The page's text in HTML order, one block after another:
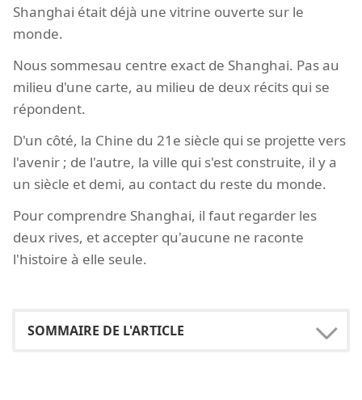
Shanghai était déjà une vitrine ouverte sur le
monde.
Nous sommesau centre exact de Shanghai. Pas au
milieu d'une carte, au milieu de deux récits qui se
répondent.
D'un côté, la Chine du 21e siècle qui se projette vers
l'avenir ; de l'autre, la ville qui s'est construite, il y a
un siècle et demi, au contact du reste du monde.
Pour comprendre Shanghai, il faut regarder les
deux rives, et accepter qu'aucune ne raconte
l'histoire à elle seule.